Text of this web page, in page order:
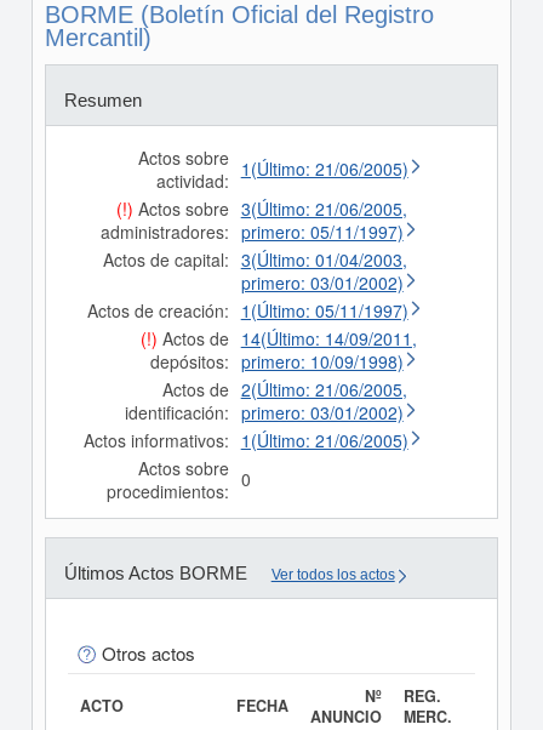
BORME (Boletín Oficial del Registro
Mercantil)
Resumen
Actos sobre
actividad: 1(Último: 21/06/2005)
(!) Actos sobre
administradores:
3(Último: 21/06/2005,
primero: 05/11/1997)
Actos de capital: 3(Último: 01/04/2003,
primero: 03/01/2002)
Actos de creación: 1(Último: 05/11/1997)
(!) Actos de
depósitos:
14(Último: 14/09/2011,
primero: 10/09/1998)
Actos de
identificación:
2(Último: 21/06/2005,
primero: 03/01/2002)
Actos informativos: 1(Último: 21/06/2005)
Actos sobre
procedimientos: 0
Últimos Actos BORME Ver todos los actos
Otros actos
ACTO FECHA
Nº
ANUNCIO
REG.
MERC.